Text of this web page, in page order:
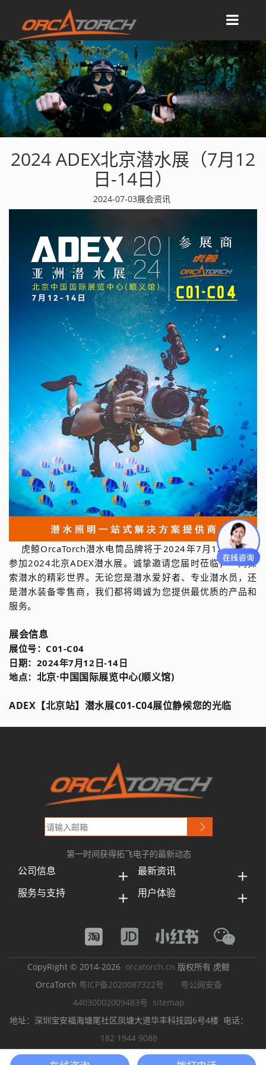
2024 ADEX北京潜水展（7月12
日-14日）
2024-07-03展会资讯
虎鲸OrcaTorch潜水电筒品牌将于2024年7月12日-14日
参加2024北京ADEX潜水展。诚挚邀请您届时莅临，一同探
索潜水的精彩世界。无论您是潜水爱好者、专业潜水员，还
是潜水装备零售商，我们都将竭诚为您提供最优质的产品和
服务。
展会信息
展位号：C01-C04
日期：2024年7月12日-14日
地点： 北京·中国国际展览中心(顺义馆)
ADEX【北京站】潜水展C01-C04展位静候您的光临
第一时间获得拓飞电子的最新动态
公司信息
最新资讯
服务与支持
用户体验
CopyRight © 2014-2026 orcatorch.cn 版权所有 虎鲸
OrcaTorch 粤ICP备2020087322号
粤公网安备
44030002009483号 sitemap
地址：深圳宝安福海塘尾社区凤塘大道华丰科技园6号4楼 电话：
182 1944 9088
潜水灯 潜水手电筒 LED潜水手电筒 强光潜水手电筒 潜水摄影灯